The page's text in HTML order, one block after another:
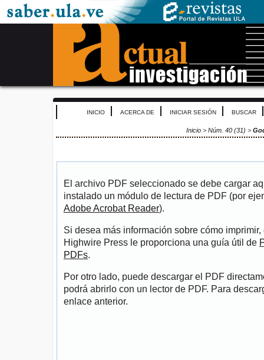
INICIO ACERCA DE INICIAR SESIÓN BUSCAR
Inicio > Núm. 40 (31) >
El archivo PDF seleccionado se debe cargar
instalado un módulo de lectura de PDF (por
Adobe Acrobat Reader).
Si desea más información sobre cómo
Highwire Press le proporciona una guía útil de
PDFs.
Por otro lado, puede descargar el PDF
podrá abrirlo con un lector de PDF. Para
enlace anterior.